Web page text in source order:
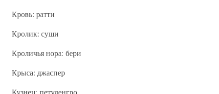
Кровь: ратти
Кролик: суши
Кроличья нора: бери
Крыса: джаспер
Кузнец: петуленгро